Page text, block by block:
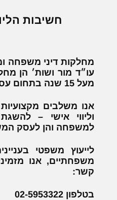
חשיבות
מחלקות דיני משפחה
עו״ד מור ושות׳ הן
מעל 15 שנה בתחום עסקים משפחתיים.
אנו משלבים
וליווי אישי –
למשפחה והן לעסק
לייעוץ משפטי
משפחתיים, אנו
קשר:
בטלפון 02-5953322